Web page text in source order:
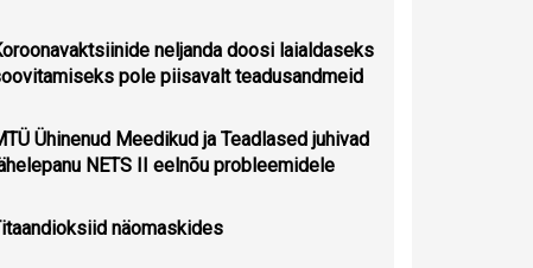
neljanda doosi laialdaseks
pole piisavalt teadusandmeid
Ühinenud Meedikud ja Teadlased juhivad
NETS II eelnõu probleemidele
näomaskides